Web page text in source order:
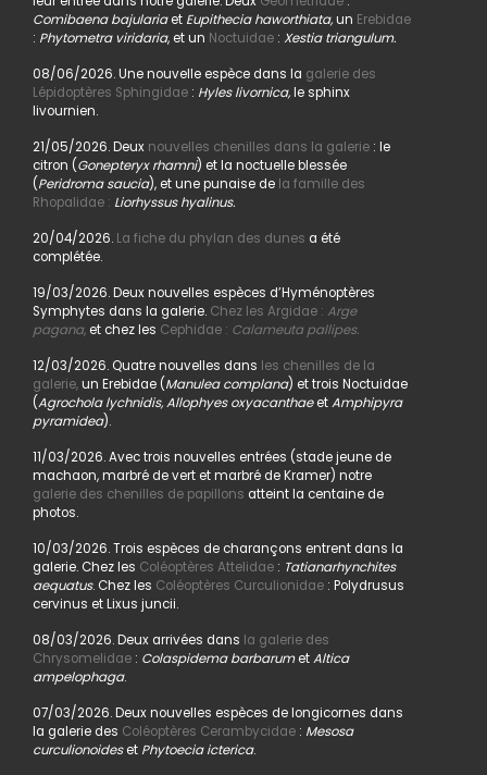
Comibaena bajulariaet Eupithecia haworthiata,un Erebidae
: Phytometra viridaria, et un Noctuidae: Xestia triangulum.
08/06/2026. Une nouvelle espèce dans la galerie des
Lépidoptères Sphingidae: Hyles livornica,le sphinx
livournien.
21/05/2026. Deux nouvelles chenilles dans la galerie : le
citron (Gonepteryx rhamni) et la noctuelle blessée
(Peridroma saucia), et une punaise dela famille des
Rhopalidae : Liorhyssus hyalinus.
20/04/2026. La fiche du phylan des dunes a été
complétée.
19/03/2026. Deux nouvelles espèces d’Hyménoptères
Symphytes dans la galerie. Chez les Argidae : Arge
pagana,et chez les Cephidae : Calameuta pallipes.
12/03/2026. Quatre nouvelles dans les chenilles de la
galerie,un Erebidae (Manulea complana) et trois Noctuidae
(Agrochola lychnidis, Allophyes oxyacanthaeetAmphipyra
pyramidea).
11/03/2026. Avec trois nouvelles entrées (stade jeune de
machaon, marbré de vert et marbré de Kramer) notre
galerie des chenilles de papillons atteint la centaine de
photos.
10/03/2026. Trois espèces de charançons entrent dans la
galerie. Chez les Coléoptères Attelidae: Tatianarhynchites
aequatus. Chez les Coléoptères Curculionidae: Polydrusus
cervinus et Lixus juncii.
08/03/2026. Deux arrivées dans la galerie des
Chrysomelidae: Colaspidema barbarumetAltica
ampelophaga.
07/03/2026. Deux nouvelles espèces de longicornes dans
la galerie des Coléoptères Cerambycidae: Mesosa
curculionoideset Phytoecia icterica.